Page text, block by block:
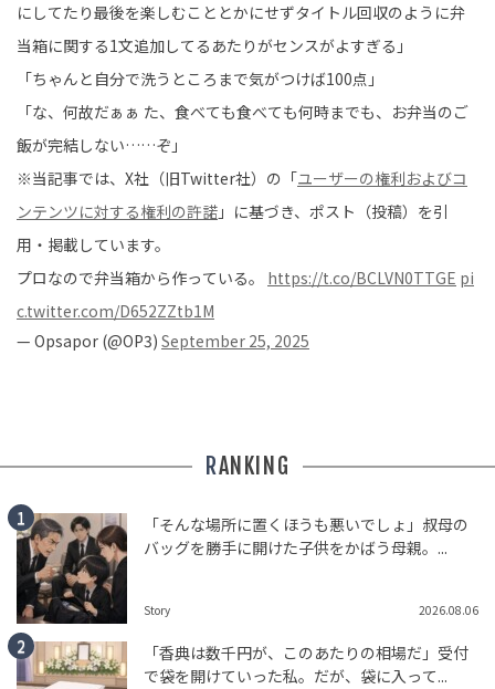
にしてたり最後を楽しむこととかにせずタイトル回収のように弁
当箱に関する1文追加してるあたりがセンスがよすぎる」
「ちゃんと自分で洗うところまで気がつけば100点」
「な、何故だぁぁ た、食べても食べても何時までも、お弁当のご
飯が完結しない……ぞ」
※当記事では、X社（旧Twitter社）の「ユーザーの権利およびコ
ンテンツに対する権利の許諾 」に基づき、ポスト（投稿）を引
用・掲載しています。
プロなので弁当箱から作っている。 https://t.co/BCLVN0TTGE pi
c.twitter.com/D652ZZtb1M
— Opsapor (@OP3) September 25, 2025
RANKING
「そんな場所に置くほうも悪いでしょ」叔母の
バッグを勝手に開けた子供をかばう母親。...
Story 2026.08.06
「香典は数千円が、このあたりの相場だ」受付
で袋を開けていった私。だが、袋に入って...